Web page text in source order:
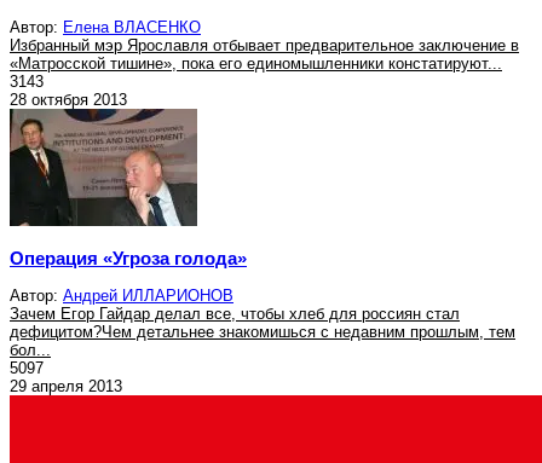
Автор: Елена ВЛАСЕНКО
Избранный мэр Ярославля отбывает предварительное заключение в
«Матросской тишине», пока его единомышленники констатируют...
3143
28 октября 2013
Операция «Угроза голода»
Автор: Андрей ИЛЛАРИОНОВ
Зачем Егор Гайдар делал все, чтобы хлеб для россиян стал
дефицитом?Чем детальнее знакомишься с недавним прошлым, тем
бол...
5097
29 апреля 2013